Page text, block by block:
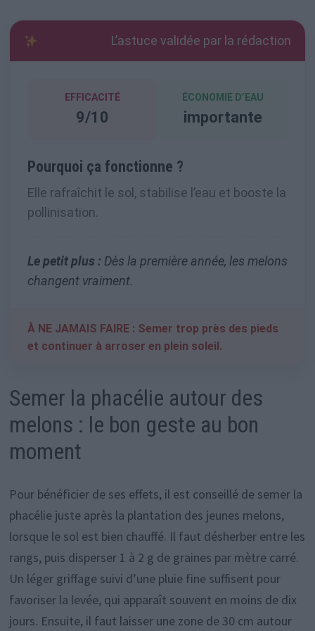
L’astuce validée par la rédaction
EFFICACITÉ
9/10
ÉCONOMIE D’EAU
importante
Pourquoi ça fonctionne ?
Elle rafraîchit le sol, stabilise l’eau et booste la
pollinisation.
Le petit plus : Dès la première année, les melons
changent vraiment.
À NE JAMAIS FAIRE : Semer trop près des pieds
et continuer à arroser en plein soleil.
Semer la phacélie autour des
melons : le bon geste au bon
moment
Pour bénéficier de ses effets, il est conseillé de semer la
phacélie juste après la plantation des jeunes melons,
lorsque le sol est bien chauffé. Il faut désherber entre les
rangs, puis disperser 1 à 2 g de graines par mètre carré.
Un léger griffage suivi d’une pluie fine suffisent pour
favoriser la levée, qui apparaît souvent en moins de dix
jours. Ensuite, il faut laisser une zone de 30 cm autour